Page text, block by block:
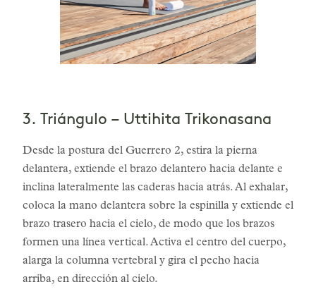
3. Triángulo – Uttihita Trikonasana
Desde la postura del Guerrero 2, estira la pierna
delantera, extiende el brazo delantero hacia delante e
inclina lateralmente las caderas hacia atrás. Al exhalar,
coloca la mano delantera sobre la espinilla y extiende el
brazo trasero hacia el cielo, de modo que los brazos
formen una línea vertical. Activa el centro del cuerpo,
alarga la columna vertebral y gira el pecho hacia
arriba, en dirección al cielo.